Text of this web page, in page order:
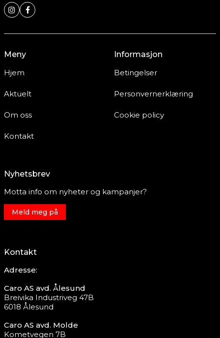
Meny
Hjem
Aktuelt
Om oss
Kontakt
Informasjon
Betingelser
Personvernerklæring
Cookie policy
Nyhetsbrev
Motta info om nyheter og kampanjer?
Meld meg på
Kontakt
Adresse:
Caro AS avd. Ålesund
Breivika Industriveg 47B
6018 Ålesund
Caro AS avd. Molde
Kometvegen 7B